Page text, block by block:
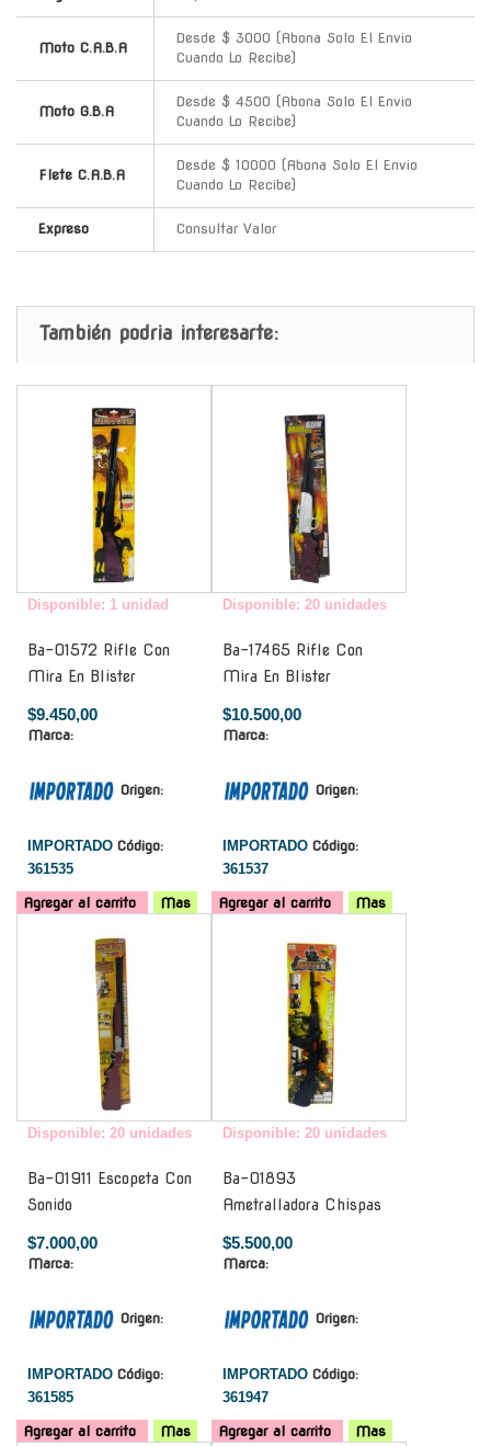
Moto C.A.B.A
Desde $ 3000 (Abona Solo El Envio
Cuando Lo Recibe)
Moto G.B.A
Desde $ 4500 (Abona Solo El Envio
Cuando Lo Recibe)
Flete C.A.B.A
Desde $ 10000 (Abona Solo El Envio
Cuando Lo Recibe)
Expreso Consultar Valor
También podria interesarte:
Disponible: 1 unidad
Ba-01572 Rifle Con
Mira En Blister
$9.450,00
Marca:
Origen:
IMPORTADO Código:
361535
Agregar al carrito Mas
Disponible: 20 unidades
Ba-17465 Rifle Con
Mira En Blister
$10.500,00
Marca:
Origen:
IMPORTADO Código:
361537
Agregar al carrito
Mas
Disponible: 20 unidades
Ba-01911 Escopeta Con
Sonido
$7.000,00
Marca:
Origen:
IMPORTADO Código:
361585
Agregar al carrito Mas
Disponible: 20 unidades
Ba-01893
Ametralladora Chispas
$5.500,00
Marca:
Origen:
IMPORTADO Código:
361947
Agregar al carrito
Mas